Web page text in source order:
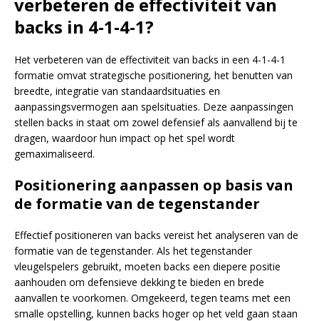
backs in 4-1-4-1?
Het verbeteren van de effectiviteit van backs in een 4-1-4-1
formatie omvat strategische positionering, het benutten van
breedte, integratie van standaardsituaties en
aanpassingsvermogen aan spelsituaties. Deze aanpassingen
stellen backs in staat om zowel defensief als aanvallend bij te
dragen, waardoor hun impact op het spel wordt
gemaximaliseerd.
Positionering aanpassen op basis van
de formatie van de tegenstander
Effectief positioneren van backs vereist het analyseren van de
formatie van de tegenstander. Als het tegenstander
vleugelspelers gebruikt, moeten backs een diepere positie
aanhouden om defensieve dekking te bieden en brede
aanvallen te voorkomen. Omgekeerd, tegen teams met een
smalle opstelling, kunnen backs hoger op het veld gaan staan